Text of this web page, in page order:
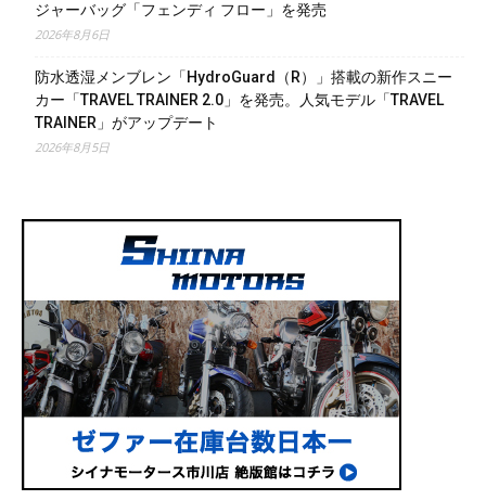
ジャーバッグ「フェンディ フロー」を発売
2026年8月6日
防水透湿メンブレン「HydroGuard（R）」搭載の新作スニー
カー「TRAVEL TRAINER 2.0」を発売。人気モデル「TRAVEL
TRAINER」がアップデート
2026年8月5日